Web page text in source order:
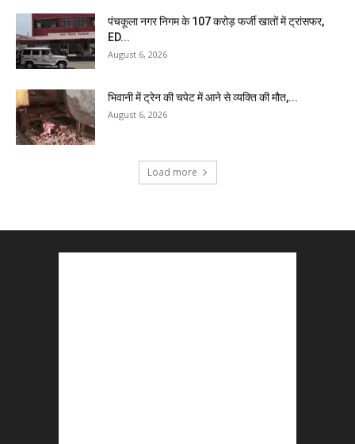
पंचकूला नगर निगम के ₹107 करोड़ फर्जी खातों में ट्रांसफर,
ED...
August 6, 2026
भिवानी में ट्रेन की चपेट में आने से व्यक्ति की मौत,...
August 6, 2026
Load more